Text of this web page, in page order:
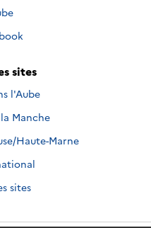
sur
sur
sites
l'Aube
Manche
Haute-Marne
sites